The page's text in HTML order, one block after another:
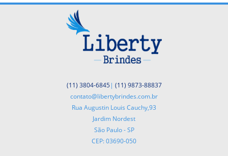
(11) 3804-6845| (11) 9873-88837
contato@libertybrindes.com.br
Rua Augustin Louis Cauchy,93
Jardim Nordest
São Paulo - SP
CEP: 03690-050